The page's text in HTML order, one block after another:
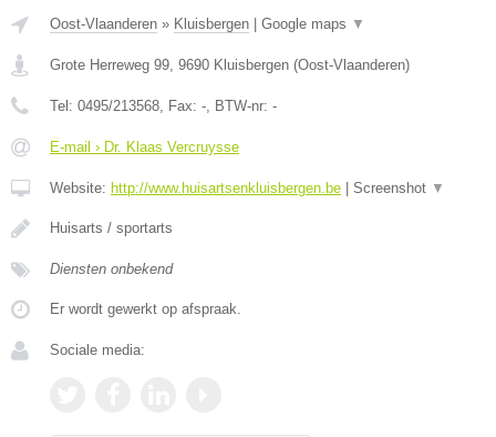
Oost-Vlaanderen » Kluisbergen Google maps ▼
Grote Herreweg 99, 9690 Kluisbergen (Oost-Vlaanderen)
Tel: 0495/213568, Fax: -, BTW-nr: -
E-mail › Dr. Klaas Vercruysse
Website: http://www.huisartsenkluisbergen.be Screenshot ▼
Huisarts / sportarts
Diensten onbekend
Er wordt gewerkt op afspraak.
Sociale media: